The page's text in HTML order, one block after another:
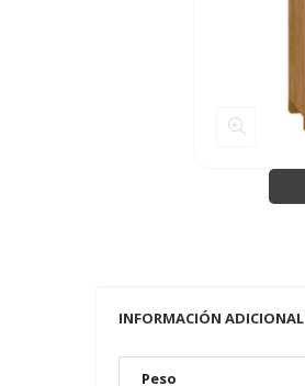
INFORMACIÓN ADICIONAL
Peso